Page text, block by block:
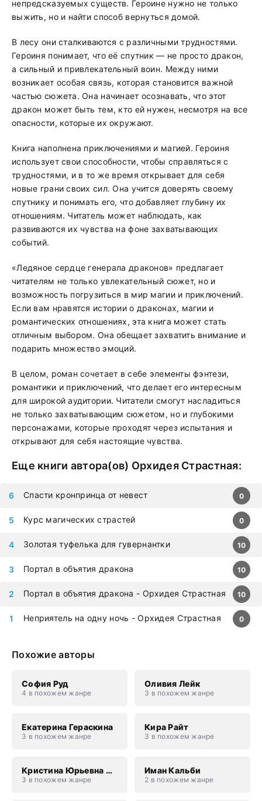
непредсказуемых существ. Героине нужно не только
выжить, но и найти способ вернуться домой.
В лесу они сталкиваются с различными трудностями.
Героиня понимает, что её спутник — не просто дракон,
а сильный и привлекательный воин. Между ними
возникает особая связь, которая становится важной
частью сюжета. Она начинает осознавать, что этот
дракон может быть тем, кто ей нужен, несмотря на все
опасности, которые их окружают.
Книга наполнена приключениями и магией. Героиня
использует свои способности, чтобы справляться с
трудностями, и в то же время открывает для себя
новые грани своих сил. Она учится доверять своему
спутнику и понимать его, что добавляет глубину их
отношениям. Читатель может наблюдать, как
развиваются их чувства на фоне захватывающих
событий.
«Ледяное сердце генерала драконов» предлагает
читателям не только увлекательный сюжет, но и
возможность погрузиться в мир магии и приключений.
Если вам нравятся истории о драконах, магии и
романтических отношениях, эта книга может стать
отличным выбором. Она обещает захватить внимание и
подарить множество эмоций.
В целом, роман сочетает в себе элементы фэнтези,
романтики и приключений, что делает его интересным
для широкой аудитории. Читатели смогут насладиться
не только захватывающим сюжетом, но и глубокими
персонажами, которые проходят через испытания и
открывают для себя настоящие чувства.
Еще книги автора(ов) Орхидея Страстная:
Неприятель на одну ночь - Орхидея Страстная 0
Портал в объятия дракона - Орхидея Страстная 10
Портал в объятия дракона 10
Золотая туфелька для гувернантки 10
Курс магических страстей 0
Спасти кронпринца от невест 0
Похожие авторы
София Руд
4 в похожем жанре
Оливия Лейк
3 в похожем жанре
Екатерина Гераскина
3 в похожем жанре
Кира Райт
3 в похожем жанре
Кристина Юрьевна Юраш
3 в похожем жанре
Иман Кальби
2 в похожем жанре